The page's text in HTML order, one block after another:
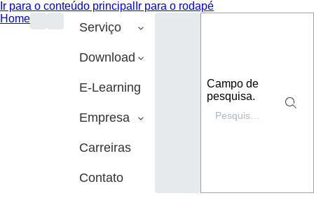
Ir para o conteúdo principal Ir para o rodapé
Home
Serviço
Download
E-Learning
Empresa
Carreiras
Contato
Campo de
pesquisa.